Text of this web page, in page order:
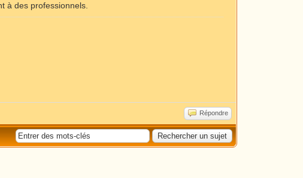
à des professionnels.
Répondre